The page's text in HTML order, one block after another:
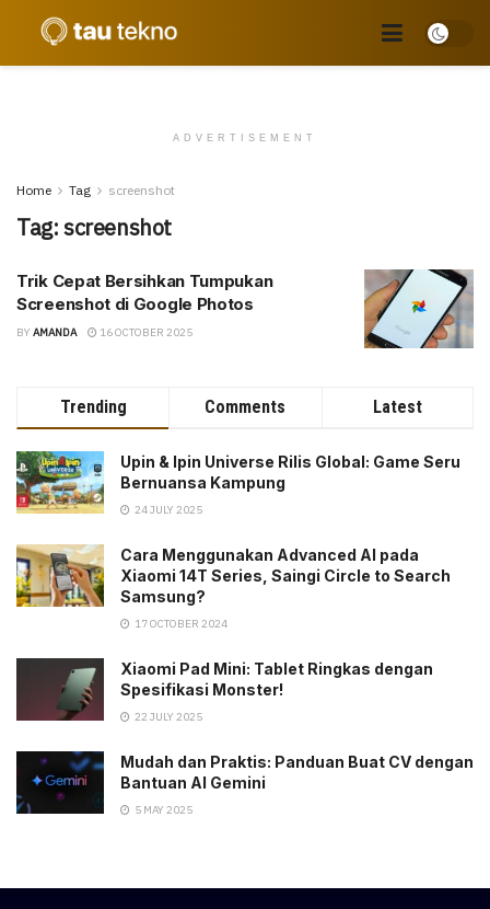
ADVERTISEMENT
Home Tag screenshot
Tag:screenshot
Trik Cepat Bersihkan Tumpukan
Screenshot di Google Photos
BY AMANDA 16 OCTOBER 2025
Trending Comments Latest
Upin & Ipin Universe Rilis Global: Game Seru
Bernuansa Kampung
24 JULY 2025
Cara Menggunakan Advanced AI pada
Xiaomi 14T Series, Saingi Circle to Search
Samsung?
17 OCTOBER 2024
Xiaomi Pad Mini: Tablet Ringkas dengan
Spesifikasi Monster!
22 JULY 2025
Mudah dan Praktis: Panduan Buat CV dengan
Bantuan AI Gemini
5 MAY 2025